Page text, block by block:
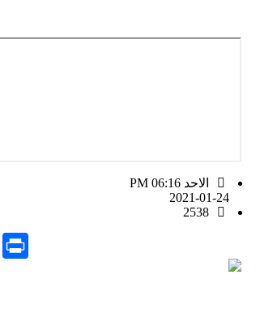
الاحد PM 06:16
2021-01-24
Print